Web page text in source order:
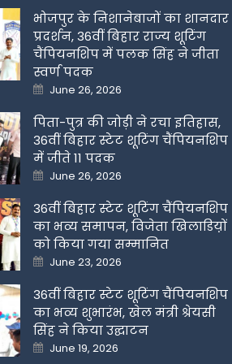
भोजपुर के निशानेबाजों का शानदार
प्रदर्शन, 36वीं बिहार राज्य शूटिंग
चैंपियनशिप में पलक सिंह ने जीता
स्वर्ण पदक
Posted
on
June 26, 2026
पिता-पुत्र की जोड़ी ने रचा इतिहास,
36वीं बिहार स्टेट शूटिंग चैंपियनशिप
में जीते 11 पदक
Posted
on
June 26, 2026
36वीं बिहार स्टेट शूटिंग चैंपियनशिप
का भव्य समापन, विजेता खिलाडिय़ों
को किया गया सम्मानित
Posted
on
June 23, 2026
36वीं बिहार स्टेट शूटिंग चैंपियनशिप
का भव्य शुभारंभ, खेल मंत्री श्रेयसी
सिंह ने किया उद्घाटन
Posted
on
June 19, 2026